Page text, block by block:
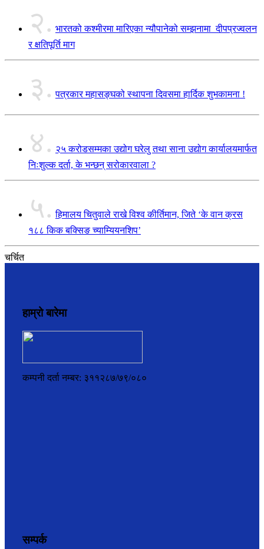
२. भारतको कश्मीरमा मारिएका न्यौपानेको सम्झनामा दीपप्रज्वलन
र क्षतिपूर्ति माग
३. पत्रकार महासङ्घको स्थापना दिवसमा हार्दिक शुभकामना !
४. २५ करोडसम्मका उद्योग घरेलु तथा साना उद्योग कार्यालयमार्फत
निःशुल्क दर्ता, के भन्छन् सरोकारवाला ?
५. हिमालय चितुवाले राखे विश्व कीर्तिमान, जिते ‘के वान क्रस
१८८ किक बक्सिङ च्याम्यियनशिप’
चर्चित
हाम्रो बारेमा
कम्पनी दर्ता नम्बर: ३११२८७/७९/०८०
सम्पर्क